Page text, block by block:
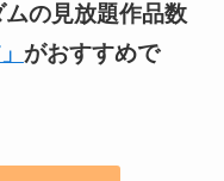
の見放題作品数
がおすすめで